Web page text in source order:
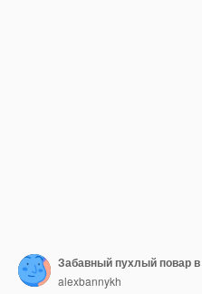
alexbannykh